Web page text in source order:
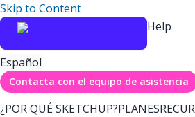
Skip to Content
Help
Español
Contacta con el equipo de asistencia
¿POR QUÉ SKETCHUP?PLANES